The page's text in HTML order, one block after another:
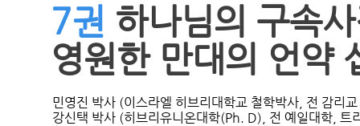
7권 하나님의 구속
영원한 만대의 언약
민영진 박사 (이스라엘 히브리대학교 철학박사, 전 감리
강신택 박사 (히브리유니온대학(Ph. D), 전 예일대학, 트